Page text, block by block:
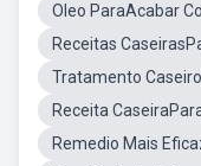
Oleo ParaAcabar
Receitas
Tratamento
Receita
Remedio Mais